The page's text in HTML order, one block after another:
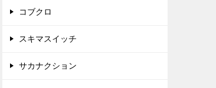
コブクロ
スキマスイッチ
サカナクション